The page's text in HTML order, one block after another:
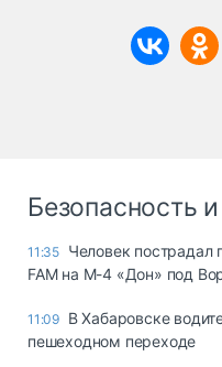
Безопасность
11:35 Человек пострадал
FAM на М-4 «Дон» под
11:09 В Хабаровске
пешеходном переходе